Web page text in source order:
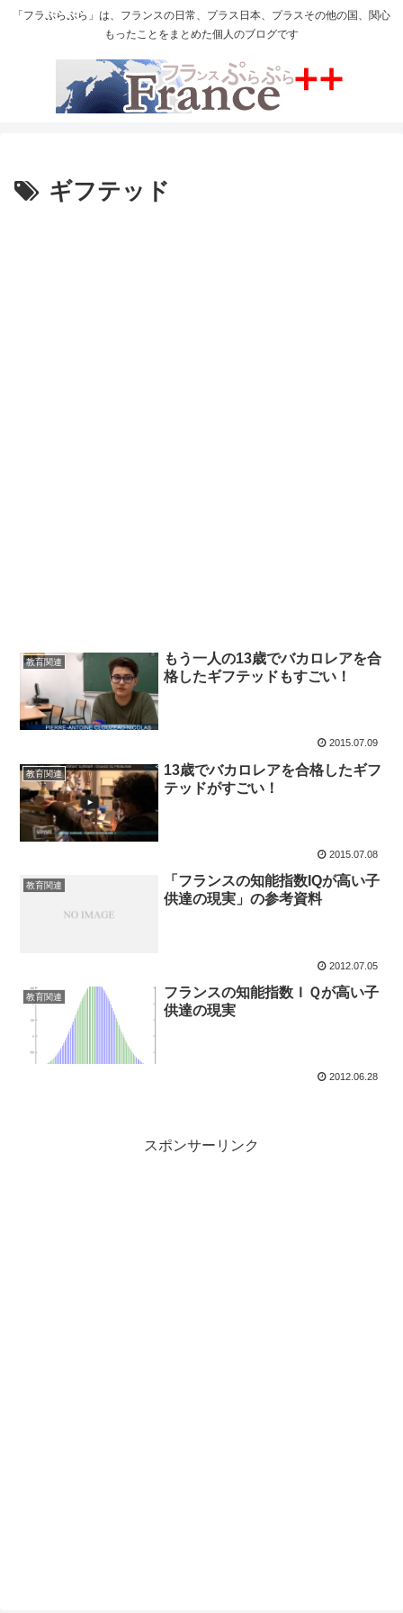
「フラぷらぷら」は、フランスの日常、プラス日本、プラスその他の国、関心
もったことをまとめた個人のブログです
ギフテッド
教育関連
もう一人の13歳でバカロレアを合
格したギフテッドもすごい！
2015.07.09
教育関連
13歳でバカロレアを合格したギフ
テッドがすごい！
2015.07.08
教育関連
「フランスの知能指数IQが高い子
供達の現実」の参考資料
2012.07.05
教育関連
フランスの知能指数ＩＱが高い子
供達の現実
2012.06.28
スポンサーリンク